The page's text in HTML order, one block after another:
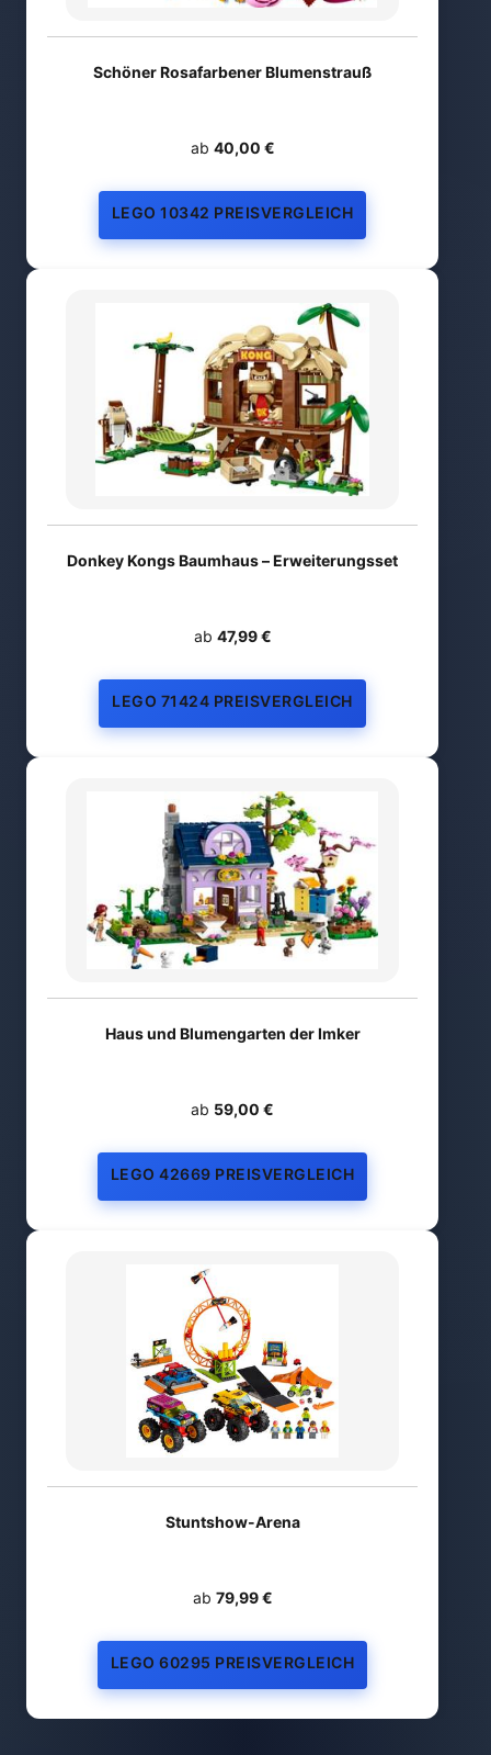
Schöner Rosafarbener Blumenstrauß
ab 40,00 €
LEGO 10342 PREISVERGLEICH
Donkey Kongs Baumhaus – Erweiterungsset
ab 47,99 €
LEGO 71424 PREISVERGLEICH
Haus und Blumengarten der Imker
ab 59,00 €
LEGO 42669 PREISVERGLEICH
Stuntshow-Arena
ab 79,99 €
LEGO 60295 PREISVERGLEICH